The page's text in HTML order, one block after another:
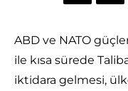
ABD ve NATO
ile kısa sürede
iktidara gelmesi,